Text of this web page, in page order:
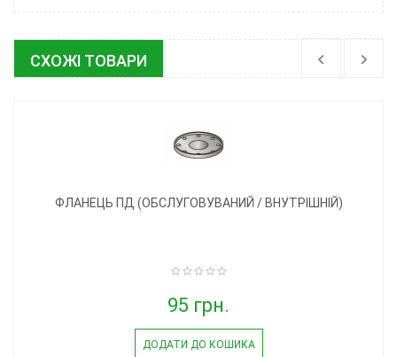
СХОЖІ ТОВАРИ
ФЛАНЕЦЬ ПД (ОБСЛУГОВУВАНИЙ / ВНУТРІШНІЙ)
95 грн.
ДОДАТИ ДО КОШИКА